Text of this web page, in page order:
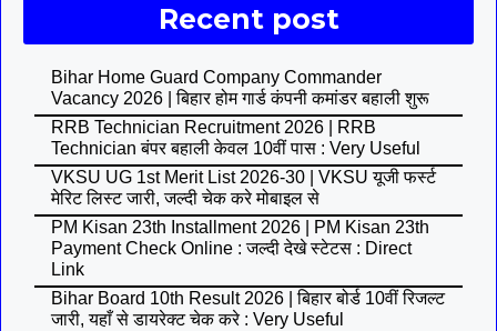
Recent post
Bihar Home Guard Company Commander
Vacancy 2026 | बिहार होम गार्ड कंपनी कमांडर बहाली शुरू
RRB Technician Recruitment 2026 | RRB
Technician बंपर बहाली केवल 10वीं पास : Very Useful
VKSU UG 1st Merit List 2026-30 | VKSU यूजी फर्स्ट
मेरिट लिस्ट जारी, जल्दी चेक करे मोबाइल से
PM Kisan 23th Installment 2026 | PM Kisan 23th
Payment Check Online : जल्दी देखे स्टेटस : Direct
Link
Bihar Board 10th Result 2026 | बिहार बोर्ड 10वीं रिजल्ट
जारी, यहाँ से डायरेक्ट चेक करे : Very Useful